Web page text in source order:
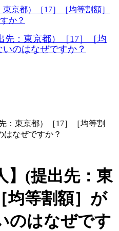
：東京都）［17］［均等割
はなぜですか？
】(提出先：東
均等割額］が
のはなぜです